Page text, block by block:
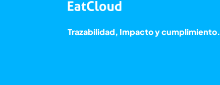
Trazabilidad, Impacto y cumplimiento.